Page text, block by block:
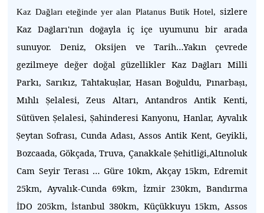
Kaz Dağları eteğinde yer alan Platanus Butik Hotel, sizlere
Kaz Dağları'nın doğayla iç içe uyumunu bir arada
sunuyor. Deniz, Oksijen ve Tarih…Yakın çevrede
gezilmeye değer doğal güzellikler Kaz Dağları Milli
Parkı, Sarıkız, Tahtakuşlar, Hasan Boğuldu, Pınarbaşı,
Mıhlı
Şelalesi, Zeus Altarı, Antandros Antik Kenti,
SütüvenŞelalesi, Şahinderesi Kanyonu, Hanlar, Ayvalık
Şeytan Sofrası, Cunda Adası, Assos Antik Kent, Geyikli,
Bozcaada, Gökçada, Truva, Çanakkale Şehitliği,Altınoluk
Cam Seyir Terası … Güre 10km, Akçay 15km, Edremit
25km, Ayvalık-Cunda 69km,
İzmir 230km, Bandırma
İDO 205km,İstanbul 380km, Küçükkuyu 15km, Assos